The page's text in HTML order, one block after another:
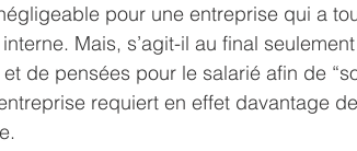
pour une entreprise qui a
Mais, s’agit-il au final
de pensées pour le salarié afin de
requiert en effet davantage